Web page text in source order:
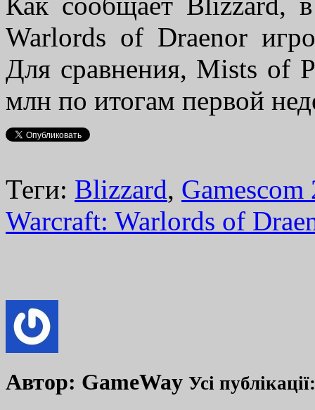
Warlords of Draenor
Для сравнения, Mists of
млн по итогам первой
Теги: Blizzard, Gamescom
Warcraft: Warlords of
Автор: GameWay Усі